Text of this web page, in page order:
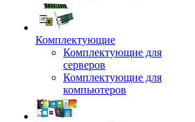
Комплектующие
Комплектующие для
серверов
Комплектующие для
компьютеров